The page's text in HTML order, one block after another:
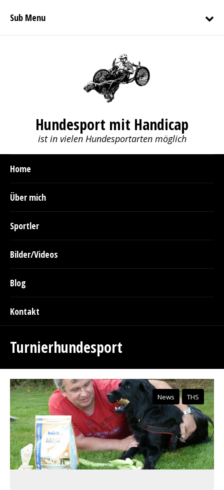
Sub Menu
Hundesport mit Handicap
ist in vielen Hundesportarten möglich
Home
Über mich
Sportler
Bilder/Videos
Blog
Kontakt
Turnierhundesport
News THS